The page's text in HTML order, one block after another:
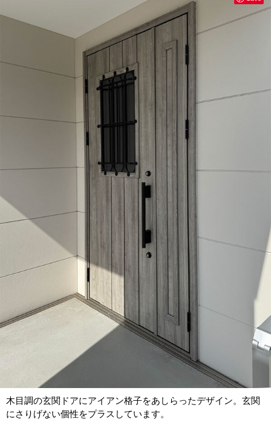
木目調の玄関ドアにアイアン格子をあしらったデザイン。玄関
にさりげない個性をプラスしています。